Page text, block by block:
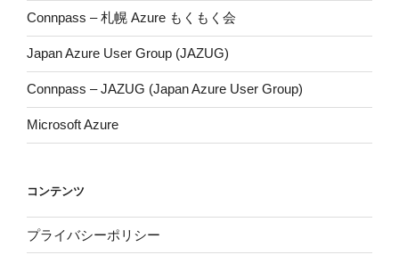
Connpass – 札幌 Azure もくもく会
Japan Azure User Group (JAZUG)
Connpass – JAZUG (Japan Azure User Group)
Microsoft Azure
コンテンツ
プライバシーポリシー